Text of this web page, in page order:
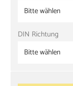
Bitte wählen
DIN Richtung
Bitte wählen